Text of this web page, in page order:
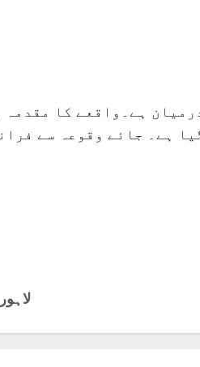
ہے کہ ہلاک ہونے والے افراد کی عمریں 25 سال